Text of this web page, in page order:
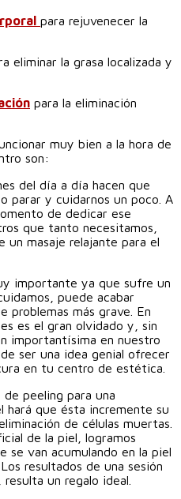
para rejuvenecer la
eliminar la grasa localizada y
para la eliminación
muy bien a la hora de
son:
del día a día hacen que
parar y cuidarnos un poco. A
de dedicar ese
que tanto necesitamos,
un masaje relajante para el
importante ya que sufre un
puede acabar
problemas más grave. En
es el gran olvidado y, sin
importantísima en nuestro
ser una idea genial ofrecer
en tu centro de estética.
de peeling para una
hará que ésta incremente su
de células muertas.
de la piel, logramos
se van acumulando en la piel
resultados de una sesión
un regalo ideal.